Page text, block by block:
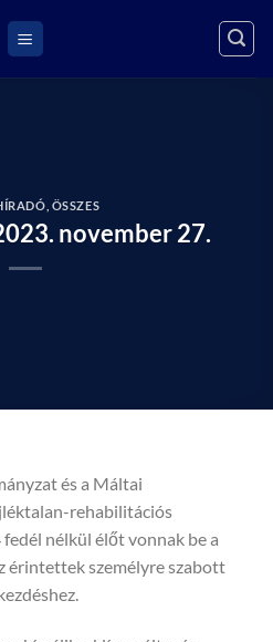
ÖSSZES
november 27.
és a Máltai
rehabilitációs
nélkül élőt vonnak be a
érintettek személyre szabott